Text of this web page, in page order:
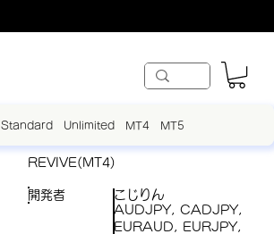
Standard Unlimited MT4 MT5
REVIVE(MT4)
開発者 こじりん
AUDJPY, CADJPY,
EURAUD, EURJPY,